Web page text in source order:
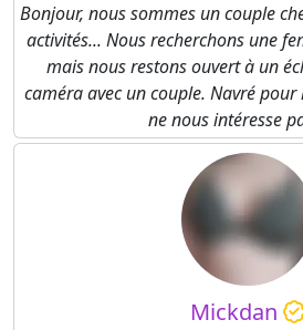
Bonjour, nous sommes un couple
activités... Nous recherchons une
mais nous restons ouvert à un
caméra avec un couple. Navré pour
ne nous intéresse
Mickdan